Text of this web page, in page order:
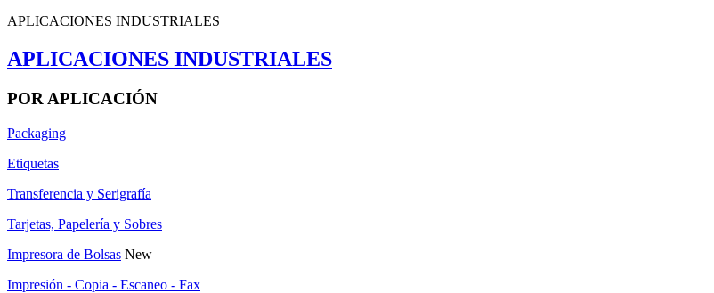
APLICACIONES INDUSTRIALES
APLICACIONES INDUSTRIALES
POR APLICACIÓN
Packaging
Etiquetas
Transferencia y Serigrafía
Tarjetas, Papelería y Sobres
Impresora de Bolsas New
Impresión - Copia - Escaneo - Fax